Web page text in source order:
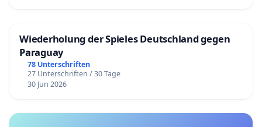
Wiederholung der Spieles Deutschland gegen
Paraguay
78 Unterschriften
27 Unterschriften / 30 Tage
30 Jun 2026